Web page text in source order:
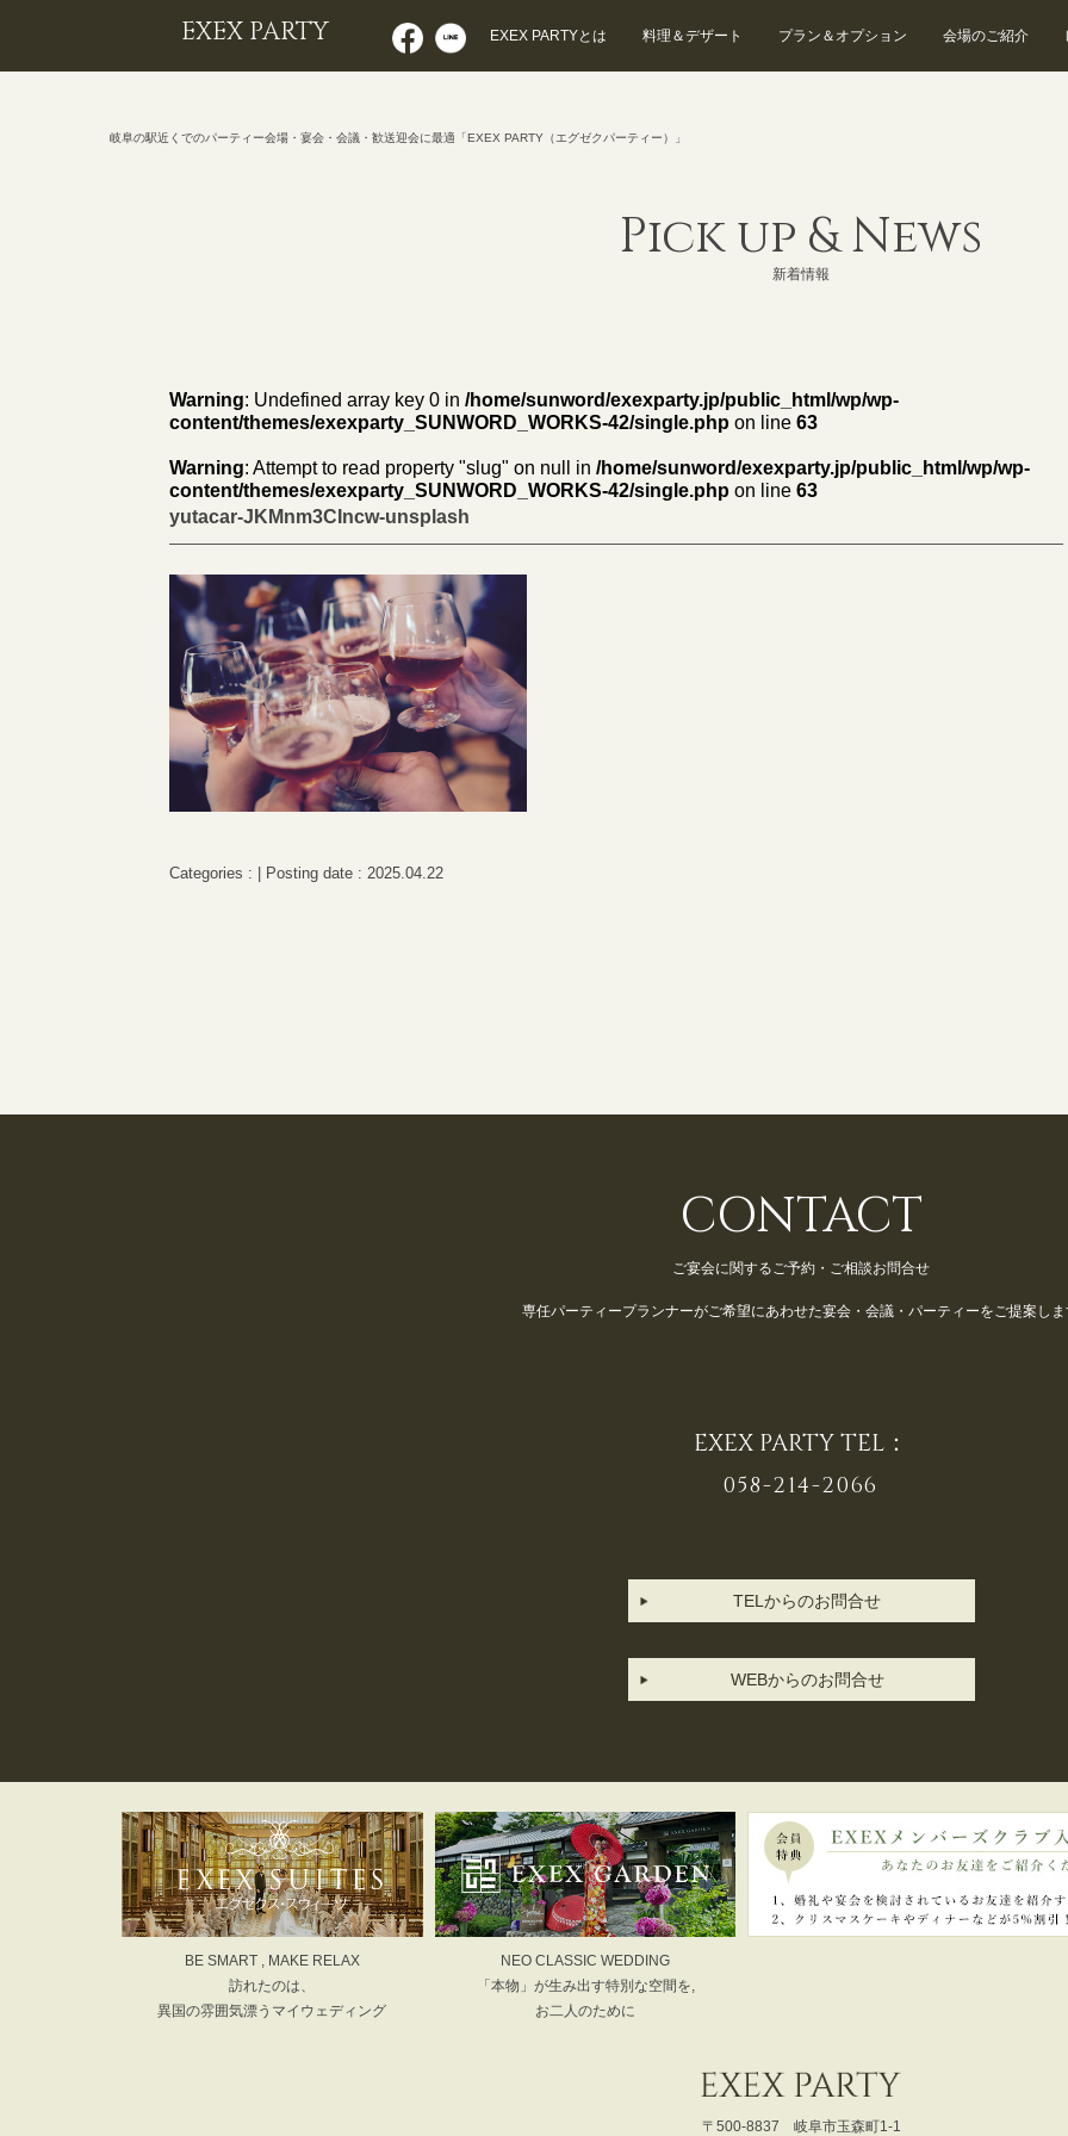
EXEX PARTY EXEX PARTYとは 料理＆デザート プラン＆オプション 会場のご紹介
岐阜の駅近くでのパーティー会場・宴会・会議・歓送迎会に最適「EXEX PARTY（エグゼクパーティー）」
Pick up & News
新着情報
Warning: Undefined array key 0 in /home/sunword/exexparty.jp/public_html/wp/wp-
content/themes/exexparty_SUNWORD_WORKS-42/single.php on line 63
Warning: Attempt to read property "slug" on null in /home/sunword/exexparty.jp/public_html/wp/wp-
content/themes/exexparty_SUNWORD_WORKS-42/single.php on line 63
yutacar-JKMnm3CIncw-unsplash
Categories : | Posting date : 2025.04.22
CONTACT
ご宴会に関するご予約・ご相談お問合せ
専任パーティープランナーがご希望にあわせた宴会・会議・パーティーをご提案し
EXEX PARTY TEL：
058-214-2066
TELからのお問合せ
WEBからのお問合せ
BE SMART , MAKE RELAX
訪れたのは、
異国の雰囲気漂うマイウェディング
NEO CLASSIC WEDDING
「本物」が生み出す特別な空間を,
お二人のために
〒500-8837 岐阜市玉森町1-1